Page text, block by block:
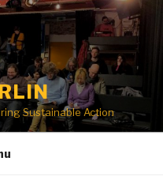
Sustainable Action